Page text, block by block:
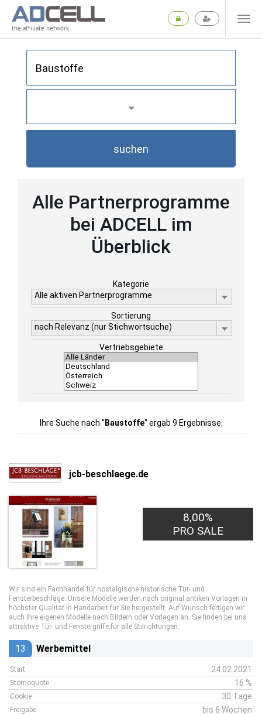
the affiliate network
suchen
Alle Partnerprogramme
bei ADCELL im
Überblick
Kategorie
Alle aktiven Partnerprogramme
Sortierung
nach Relevanz (nur Stichwortsuche)
Vertriebsgebiete
Ihre Suche nach " Baustoffe" ergab 9 Ergebnisse.
jcb-beschlaege.de
8,00%
PRO SALE
Wir sind ein Fachhandel für nostalgische historische Tür- und
Fensterbeschläge. Unsere Modelle werden nach original antiken Vorlagen in
höchster Qualität in Handarbeit für Sie hergestellt. Auf Wunsch fertigen wir
auch Ihre eigenen Modelle nach Bildern oder Vorlagen an. Sie finden bei uns
attraktive Tür- und Fenstergriffe für alle Stilrichtungen.
13 Werbemittel
Start 24.02.2021
Stornoquote 16 %
Cookie 30 Tage
Freigabe bis 6 Wochen